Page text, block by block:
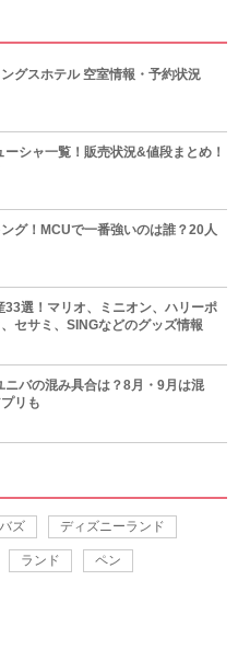
グスホテル 空室情報・予約状況
ーシャ一覧！販売状況&値段まとめ！
グ！MCUで一番強いのは誰？20人
33選！マリオ、ミニオン、ハリーポ
セサミ、SINGなどのグッズ情報
ニバの混み具合は？8月・9月は混
リも
バズ ディズニーランド
ランド ペン